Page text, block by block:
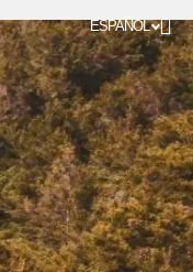
ESPAÑOL